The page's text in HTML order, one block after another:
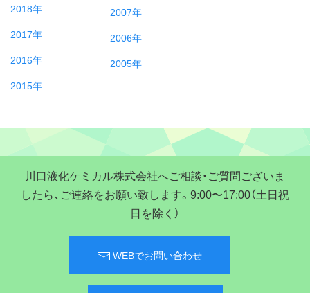
2018年
2017年
2016年
2015年
2007年
2006年
2005年
川口液化ケミカル株式会社へご相談・ご質問ございま
したら、ご連絡をお願い致します。9:00〜17:00（土日祝
日を除く）
WEBでお問い合わせ